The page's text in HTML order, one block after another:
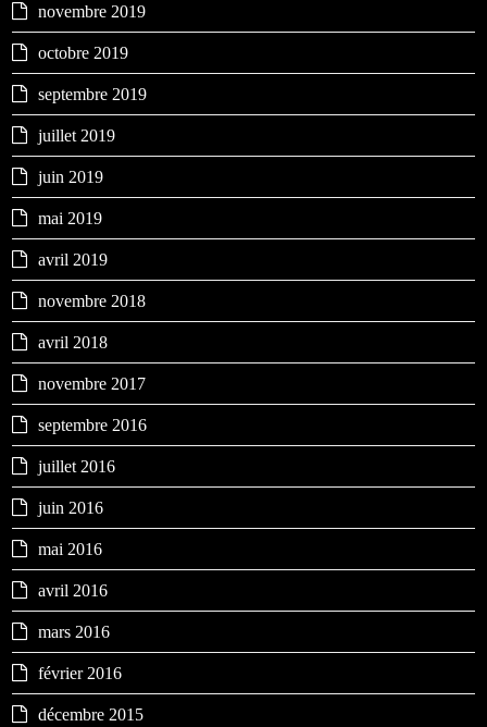
novembre 2019
octobre 2019
septembre 2019
juillet 2019
juin 2019
mai 2019
avril 2019
novembre 2018
avril 2018
novembre 2017
septembre 2016
juillet 2016
juin 2016
mai 2016
avril 2016
mars 2016
février 2016
décembre 2015